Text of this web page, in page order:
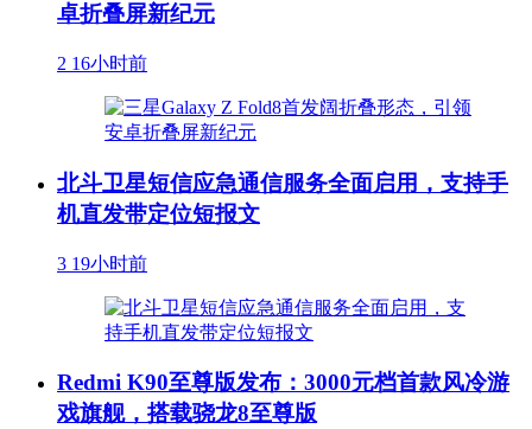
卓折叠屏新纪元
2 16小时前
北斗卫星短信应急通信服务全面启用，支持手
机直发带定位短报文
3 19小时前
Redmi K90至尊版发布：3000元档首款风冷游
戏旗舰，搭载骁龙8至尊版